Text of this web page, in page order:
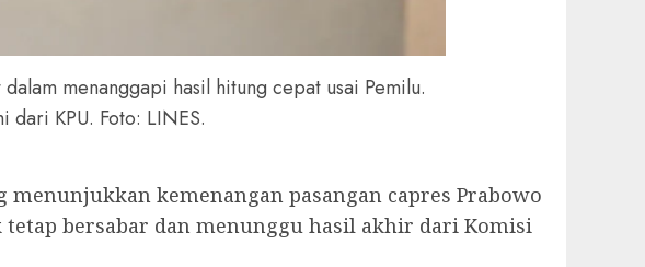
menanggapi hasil hitung cepat usai Pemilu.
dari KPU. Foto: LINES.
menunjukkan kemenangan pasangan capres Prabowo
tetap bersabar dan menunggu hasil akhir dari Komisi